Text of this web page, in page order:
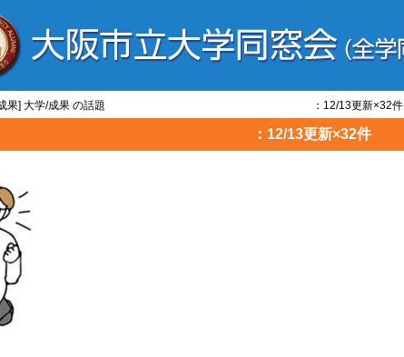
学/成果] 大学/成果 の話題 ：12/13更新×32件
果 の話題 ：12/13更新×32件